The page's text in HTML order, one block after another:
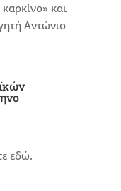
και
Αντώνιο
εδώ.